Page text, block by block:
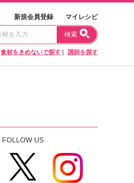
新規会員登録 マイレシピ
検索
食材をきめないで探す 講師を探す
FOLLOW US